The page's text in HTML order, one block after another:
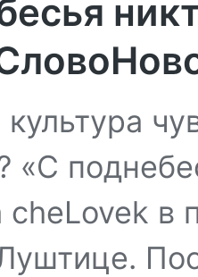
культура
«С
cheLovek в